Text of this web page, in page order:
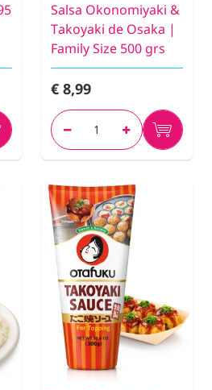
Salsa Okonomiyaki &
Takoyaki de Osaka |
Family Size 500 grs
€ 8,99